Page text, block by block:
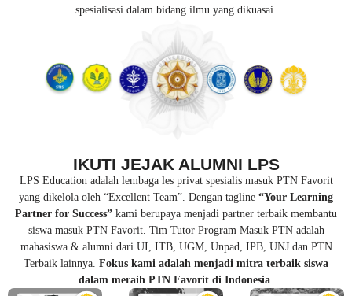
spesialisasi dalam bidang ilmu yang dikuasai.
IKUTI JEJAK ALUMNI LPS
LPS Education adalah lembaga les privat spesialis masuk PTN Favorit
yang dikelola oleh “Excellent Team”. Dengan tagline “Your Learning
Partner for Success” kami berupaya menjadi partner terbaik membantu
siswa masuk PTN Favorit. Tim Tutor Program Masuk PTN adalah
mahasiswa & alumni dari UI, ITB, UGM, Unpad, IPB, UNJ dan PTN
Terbaik lainnya. Fokus kami adalah menjadi mitra terbaik siswa
dalam meraih PTN Favorit di Indonesia